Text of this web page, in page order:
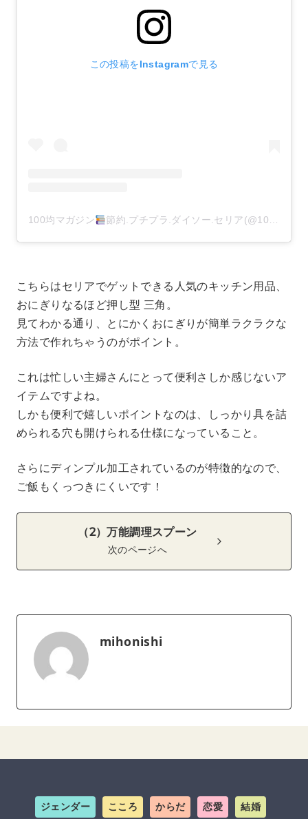
この投稿をInstagramで見る
100均マガジン 節約.プチプラ.ダイソー.セリア(@100kin_mag)がシェアした投稿
こちらはセリアでゲットできる人気のキッチン用品、
おにぎりなるほど押し型 三角。
見てわかる通り、とにかくおにぎりが簡単ラクラクな
方法で作れちゃうのがポイント。
これは忙しい主婦さんにとって便利さしか感じないア
イテムですよね。
しかも便利で嬉しいポイントなのは、しっかり具を詰
められる穴も開けられる仕様になっていること。
さらにディンプル加工されているのが特徴的なので、
ご飯もくっつきにくいです！
（2）万能調理スプーン
次のページへ
mihonishi
ジェンダー こころ からだ 恋愛 結婚